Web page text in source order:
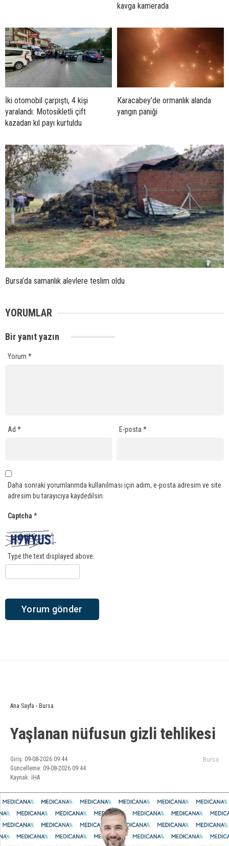
kavga kamerada
İki otomobil çarpıştı, 4 kişi
yaralandı: Motosikletli çift
kazadan kıl payı kurtuldu
Karacabey’de ormanlık alanda
yangın paniği
Bursa’da samanlık alevlere teslim oldu
YORUMLAR
Bir yanıt yazın
Yorum *
Ad * E-posta*
Daha sonraki yorumlarımda kullanılması için adım, e-posta adresim ve site
adresim bu tarayıcıya kaydedilsin.
Captcha *
Type the text displayed above:
Ana Sayfa › Bursa
Yaşlanan nüfusun gizli tehlikesi
Giriş: 09-08-2026 09:44
Güncelleme: 09-08-2026 09:44
Kaynak: İHA
Bursa